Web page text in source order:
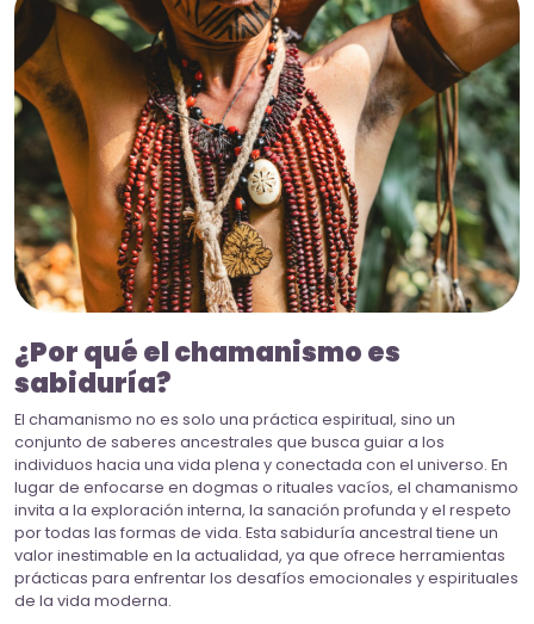
¿Por qué el chamanismo es
sabiduría?
El chamanismo no es solo una práctica espiritual, sino un
conjunto de saberes ancestrales que busca guiar a los
individuos hacia una vida plena y conectada con el universo. En
lugar de enfocarse en dogmas o rituales vacíos, el chamanismo
invita a la exploración interna, la sanación profunda y el respeto
por todas las formas de vida. Esta sabiduría ancestral tiene un
valor inestimable en la actualidad, ya que ofrece herramientas
prácticas para enfrentar los desafíos emocionales y espirituales
de la vida moderna.